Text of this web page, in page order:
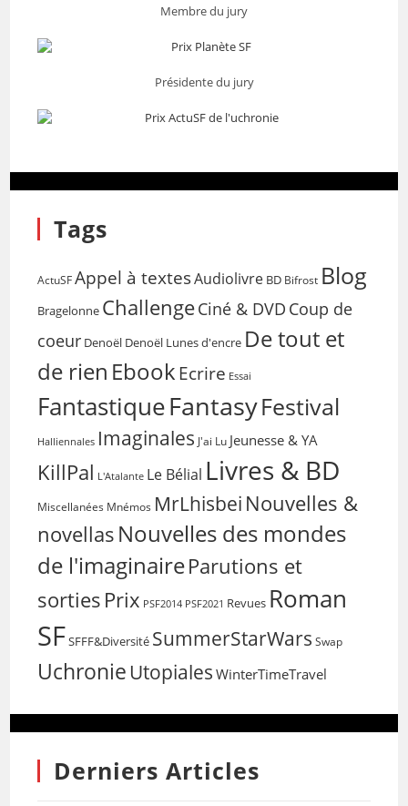
Membre du jury
Présidente du jury
Tags
ActuSF Appel à textesAudiolivre BD Bifrost Blog
Bragelonne ChallengeCiné & DVD Coup de
coeur Denoël Denoël Lunes d'encre De tout et
de rien EbookEcrire Essai
FantastiqueFantasyFestival
Halliennales Imaginales J'ai Lu Jeunesse & YA
KillPal L'Atalante Le Bélial Livres & BD
Miscellanées Mnémos MrLhisbei Nouvelles &
novellas Nouvelles des mondes
de l'imaginaireParutions et
sorties Prix PSF2014 PSF2021 Revues Roman
SFSFFF&Diversité SummerStarWars Swap
Uchronie Utopiales WinterTimeTravel
Derniers Articles